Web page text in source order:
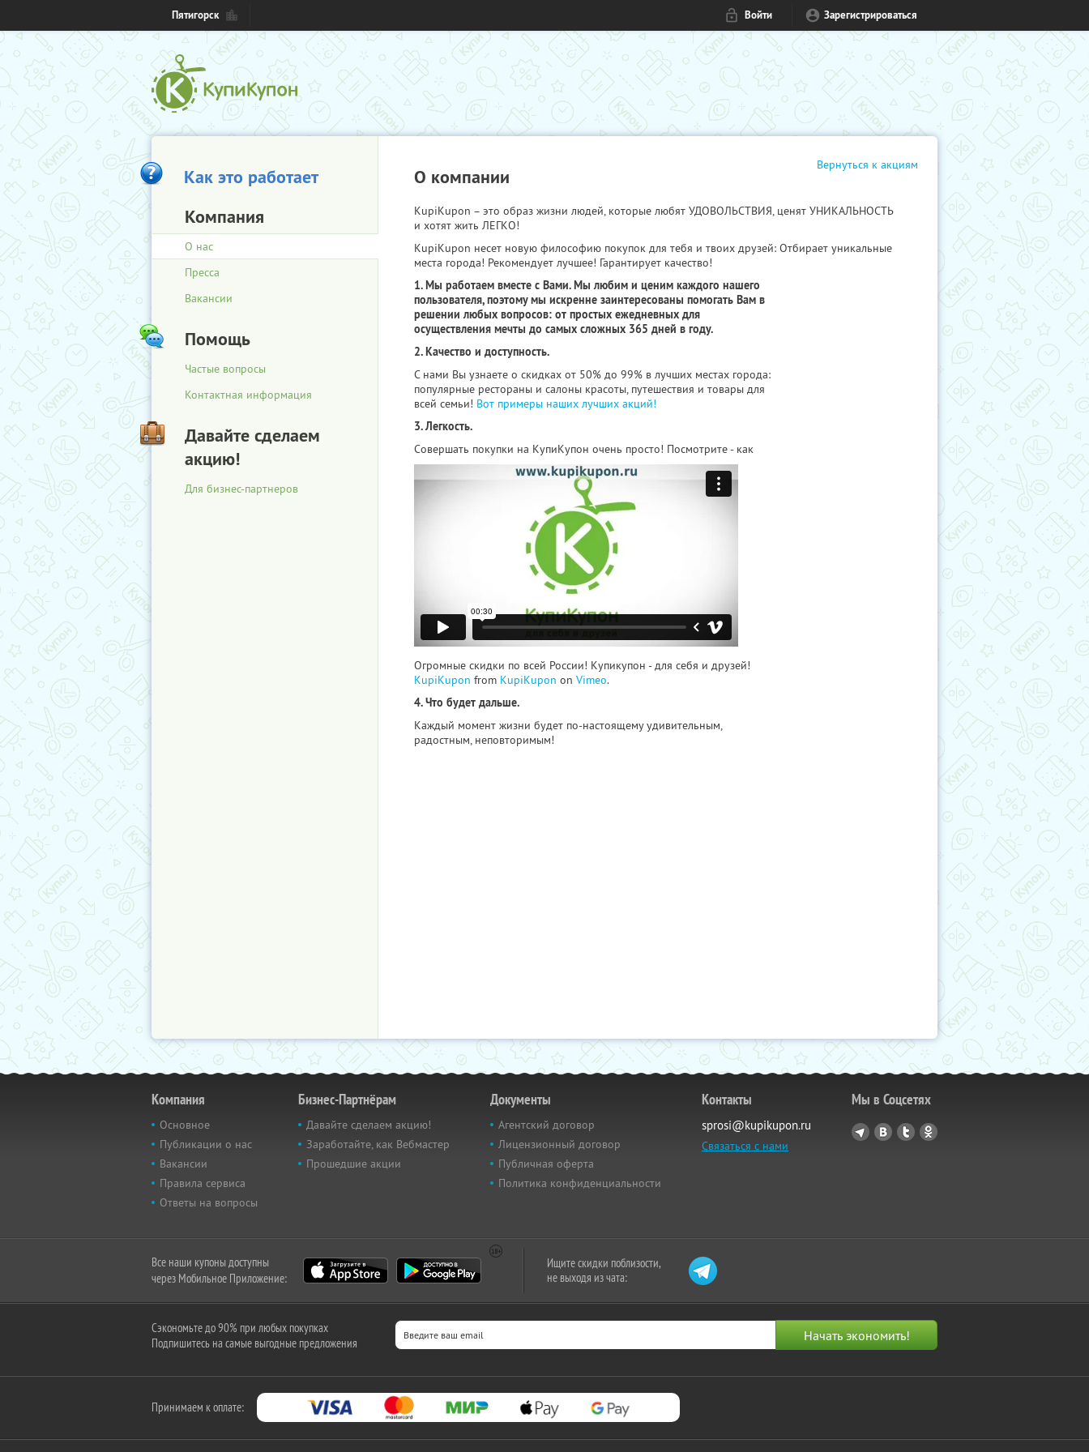
Пятигорск Войти Зарегистрироваться
Как это работает
Компания
О нас
Пресса
Вакансии
Помощь
Частые вопросы
Контактная информация
Давайте сделаем
акцию!
Для бизнес-партнеров
Вернуться к акциям
О компании
KupiKupon – это образ жизни людей, которые любят УДОВОЛЬСТВИЯ, ценят УНИКАЛЬНОСТЬ
и хотят жить ЛЕГКО!
KupiKupon несет новую философию покупок для тебя и твоих друзей: Отбирает уникальные
места города! Рекомендует лучшее! Гарантирует качество!
1. Мы работаем вместе с Вами. Мы любим и ценим каждого нашего
пользователя, поэтому мы искренне заинтересованы помогать Вам в
решении любых вопросов: от простых ежедневных для
осуществления мечты до самых сложных 365 дней в году.
2. Качество и доступность.
С нами Вы узнаете о скидках от 50% до 99% в лучших местах города:
популярные рестораны и салоны красоты, путешествия и товары для
всей семьи! Вот примеры наших лучших акций!
3. Легкость.
Совершать покупки на КупиКупон очень просто! Посмотрите - как
Огромные скидки по всей России! Купикупон - для себя и друзей!
KupiKupon from KupiKupon on Vimeo.
4. Что будет дальше.
Каждый момент жизни будет по-настоящему удивительным,
радостным, неповторимым!
Компания
Основное
Публикации о нас
Вакансии
Правила сервиса
Ответы на вопросы
Бизнес-Партнёрам
Давайте сделаем акцию!
Заработайте, как Вебмастер
Прошедшие акции
Документы
Агентский договор
Лицензионный договор
Публичная оферта
Политика конфиденциальности
Контакты
sprosi@kupikupon.ru
Связаться с нами
Мы в Соцсетях
Все наши купоны доступны
через Мобильное Приложение:
Ищите скидки поблизости,
не выходя из чата:
Сэкономьте до 90% при любых покупках
Подпишитесь на самые выгодные предложения
Принимаем к оплате: